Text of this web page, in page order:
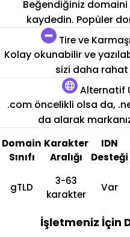
Beğendiğiniz
kaydedin. Popüler
Tire ve
Kolay okunabilir ve
sizi daha rahat
Alternatif
.com öncelikli olsa da,
da alarak
Domain
Sınıfı
Karakter
Aralığı
IDN
Desteği
gTLD
3-63
karakter
Var
İşletmeniz İçin